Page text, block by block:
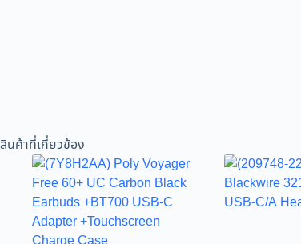
สินค้าที่เกี่ยวข้อง